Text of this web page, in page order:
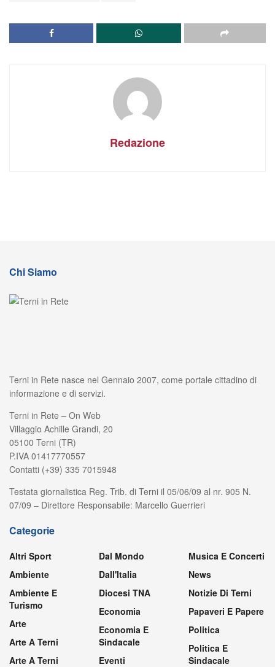
Redazione
Chi Siamo
Terni in Rete nasce nel Gennaio 2007, come portale cittadino di
informazione e di servizi.
Terni in Rete – On Web
Villaggio Achille Grandi, 20
05100 Terni (TR)
P.IVA 01417770557
Contatti (+39) 335 7015948
Testata giornalistica Reg. Trib. di Terni il 05/06/09 al nr. 905 N.
07/09 – Direttore Responsabile: Marcello Guerrieri
Categorie
Altri Sport
Ambiente
Ambiente E
Turismo
Arte
Arte A Terni
Arte A Terni
Dal Mondo
Dall'Italia
Diocesi TNA
Economia
Economia E
Sindacale
Eventi
Musica E Concerti
News
Notizie Di Terni
Papaveri E Papere
Politica
Politica E
Sindacale